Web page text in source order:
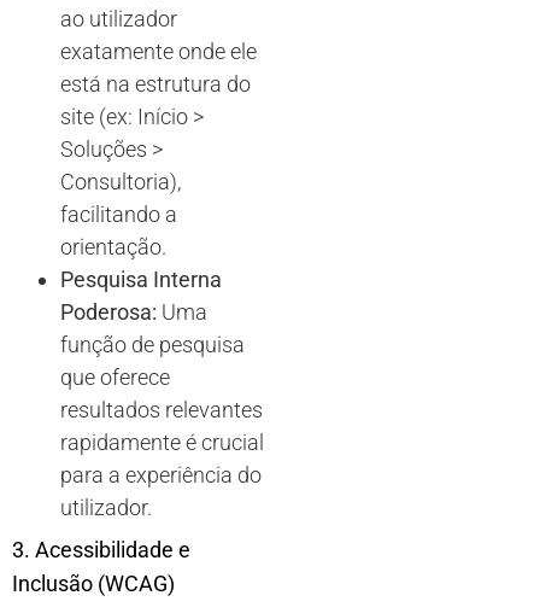
ao utilizador
exatamente onde ele
está na estrutura do
site (ex: Início >
Soluções >
Consultoria),
facilitando a
orientação.
Pesquisa Interna
Poderosa: Uma
função de pesquisa
que oferece
resultados relevantes
rapidamente é crucial
para a experiência do
utilizador.
3. Acessibilidade e
Inclusão (WCAG)